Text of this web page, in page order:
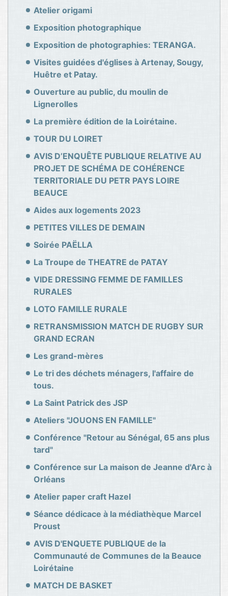
Atelier origami
Exposition photographique
Exposition de photographies: TERANGA.
Visites guidées d'églises à Artenay, Sougy,
Huêtre et Patay.
Ouverture au public, du moulin de
Lignerolles
La première édition de la Loirétaine.
TOUR DU LOIRET
AVIS D’ENQUÊTE PUBLIQUE RELATIVE AU
PROJET DE SCHÉMA DE COHÉRENCE
TERRITORIALE DU PETR PAYS LOIRE
BEAUCE
Aides aux logements 2023
PETITES VILLES DE DEMAIN
Soirée PAËLLA
La Troupe de THEATRE de PATAY
VIDE DRESSING FEMME DE FAMILLES
RURALES
LOTO FAMILLE RURALE
RETRANSMISSION MATCH DE RUGBY SUR
GRAND ECRAN
Les grand-mères
Le tri des déchets ménagers, l'affaire de
tous.
La Saint Patrick des JSP
Ateliers "JOUONS EN FAMILLE"
Conférence "Retour au Sénégal, 65 ans plus
tard"
Conférence sur La maison de Jeanne d'Arc à
Orléans
Atelier paper craft Hazel
Séance dédicace à la médiathèque Marcel
Proust
AVIS D'ENQUETE PUBLIQUE de la
Communauté de Communes de la Beauce
Loirétaine
MATCH DE BASKET